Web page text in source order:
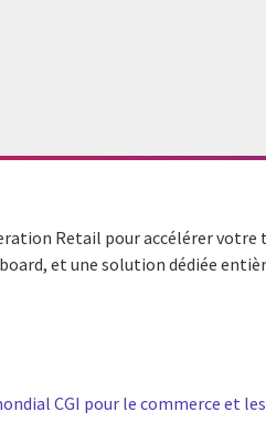
Retail pour accélérer
et une solution dédiée
CGI pour le commerce et